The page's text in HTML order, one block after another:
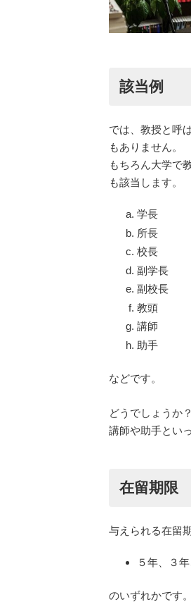
該当例
では、教授と呼
もありません。
もちろん大学で
も該当します。
学長
所長
校長
副学長
副校長
教頭
講師
助手
などです。
どうでしょうか？
講師や助手とい
在留期限
与えられる在留
５年、３
のいずれかです。